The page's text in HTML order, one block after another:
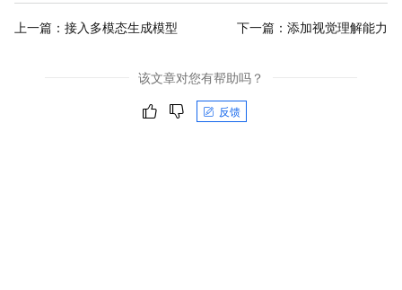
上一篇： 接入多模态生成模型 下一篇： 添加视觉理解能力
该文章对您有帮助吗？
反馈